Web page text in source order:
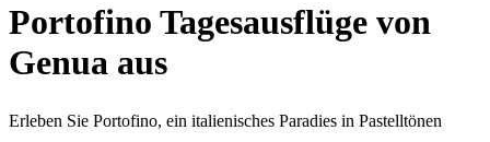
Portofino Tagesausflüge von
Genua aus
Erleben Sie Portofino, ein italienisches Paradies in Pastelltönen